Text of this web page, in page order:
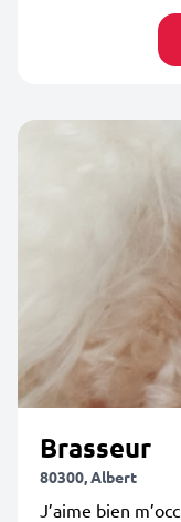
Brasseur
80300, Albert
J’aime bien